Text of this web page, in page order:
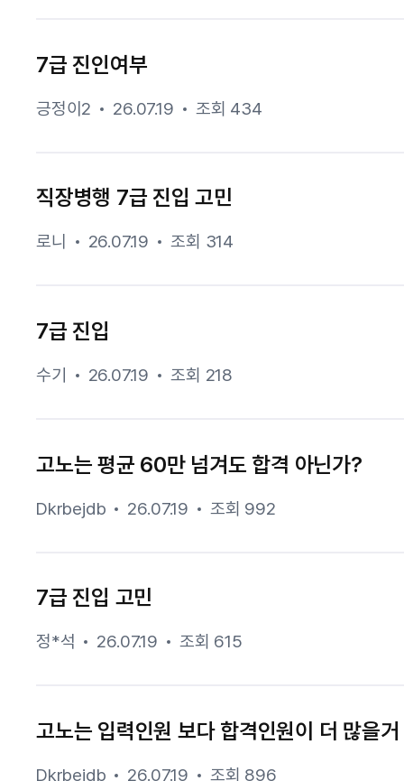
7급 진인여부
긍정이2 26.07.19 조회 434
직장병행 7급 진입 고민
로니 26.07.19 조회 314
7급 진입
수기 26.07.19 조회 218
고노는 평균 60만 넘겨도 합격 아닌가?
Dkrbejdb 26.07.19 조회 992
7급 진입 고민
정*석 26.07.19 조회 615
고노는 입력인원 보다 합격인원이 더 많을
Dkrbejdb 26.07.19 조회 896